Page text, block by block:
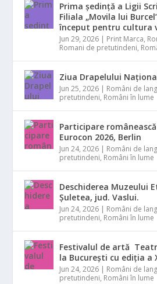
Prima ședință a Ligii
Filiala „Movila lui
început pentru cultura
Jun 29, 2026 | Print Marca,
Romani de pretutindeni,
Ziua Drapelului
Jun 25, 2026 | Români de
pretutindeni, Români în lume
Participare
Eurocon 2026, Berlin
Jun 24, 2026 | Români de
pretutindeni, Români în lume
Deschiderea Muzeului
Șuletea, jud. Vaslui.
Jun 24, 2026 | Români de
pretutindeni, Români în lume
Festivalul de artă
la București cu ediția a
Jun 24, 2026 | Români de
pretutindeni, Români în lume